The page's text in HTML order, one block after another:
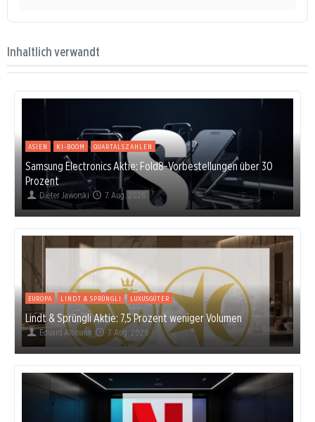
Inhaltlich verwandt
ASIEN KI-BOOM QUARTALSZAHLEN
Samsung Electronics Aktie: Fold8-Vorbestellungen über 30
Prozent
Dieter Jaworski 7. Aug. 2026
EUROPA LINDT & SPRÜNGLI LUXUSGÜTER
Lindt & Sprüngli Aktie: 7,5 Prozent weniger Volumen
Eduard Altmann 7. Aug. 2026